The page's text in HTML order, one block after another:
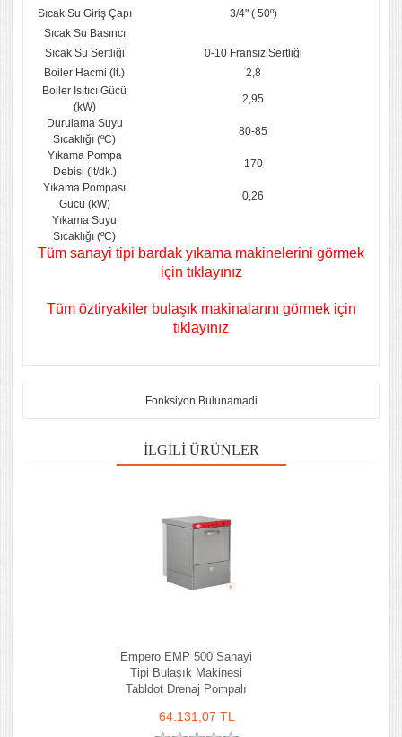
Sıcak Su Giriş Çapı
3/4" ( 50º)
Sıcak Su Basıncı
Sıcak Su Sertliği
0-10 Fransız Sertliği
Boiler Hacmi (lt.)
2,8
Boiler Isıtıcı Gücü
(kW)
2,95
Durulama Suyu
Sıcaklığı (ºC)
80-85
Yıkama Pompa
Debisi (lt/dk.)
170
Yıkama Pompası
Gücü (kW)
0,26
Yıkama Suyu
Sıcaklığı (ºC)
Tüm sanayi tipi bardak yıkama makinelerini görmek
için tıklayınız
Tüm öztiryakiler bulaşık makinalarını görmek için
tıklayınız
Fonksiyon Bulunamadi
İLGILI ÜRÜNLER
Empero EMP 500 Sanayi
Tipi Bulaşık Makinesi
Tabldot Drenaj Pompalı
64.131,07 TL